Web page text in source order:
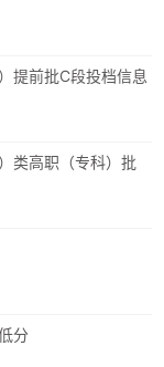
提前批C段投档信息
类高职（专科）批
分